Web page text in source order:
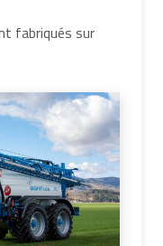
fabriqués sur